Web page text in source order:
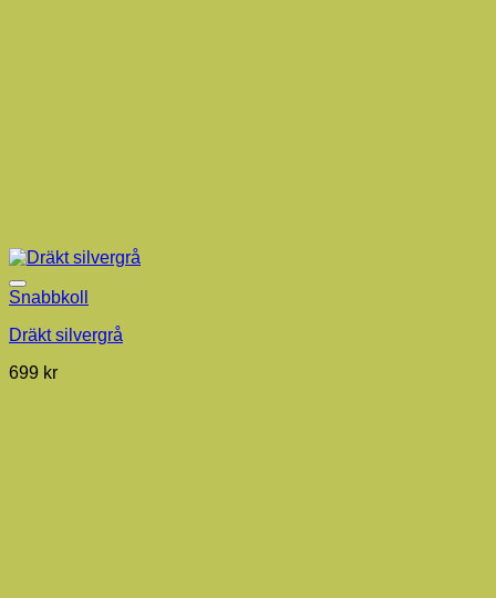
Snabbkoll
Dräkt silvergrå
699 kr